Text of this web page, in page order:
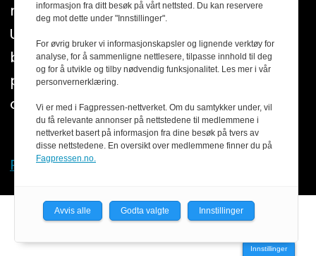
med redaksjonen. Pressens Faglige
Utvalg (PFU) er et klageorgan som
behandler klager mot mediene i
presseetiske spørsmål. For informasjon
om klageadgang, se:www.presse.no
Personvern og cookies
Innstillinger
informasjon fra ditt besøk på vårt nettsted. Du kan reservere
deg mot dette under "Innstillinger".
For øvrig bruker vi informasjonskapsler og lignende verktøy for
analyse, for å sammenligne nettlesere, tilpasse innhold til deg
og for å utvikle og tilby nødvendig funksjonalitet. Les mer i vår
personvernerklæring.
Vi er med i Fagpressen-nettverket. Om du samtykker under, vil
du få relevante annonser på nettstedene til medlemmene i
nettverket basert på informasjon fra dine besøk på tvers av
disse nettstedene. En oversikt over medlemmene finner du på
Fagpressen.no.
Avvis alle Godta valgte Innstillinger